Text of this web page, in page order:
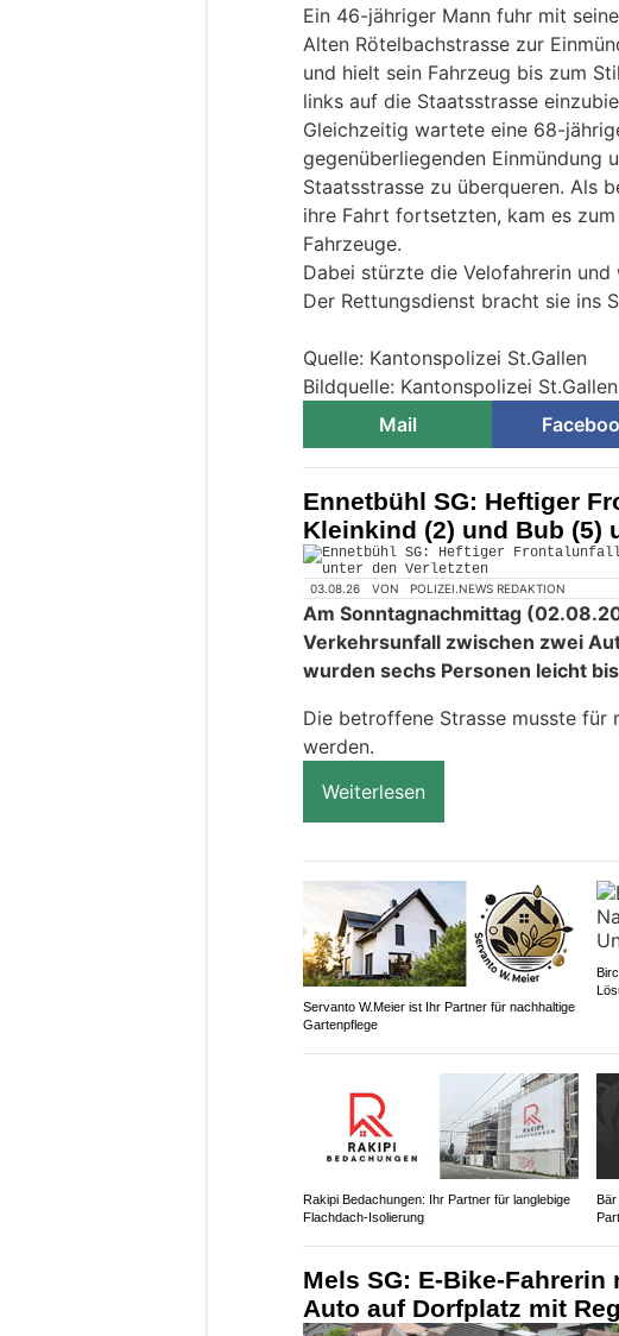
Ein 46-jähriger Mann fuhr mit
Alten Rötelbachstrasse zur
und hielt sein Fahrzeug bis zum
links auf die Staatsstrasse
Gleichzeitig wartete eine 68-
gegenüberliegenden Einmündung
Staatsstrasse zu überqueren. Als
ihre Fahrt fortsetzten, kam es
Fahrzeuge.
Dabei stürzte die Velofahrerin
Der Rettungsdienst bracht sie ins
Quelle: Kantonspolizei St.Gallen
Bildquelle: Kantonspolizei St.Gallen
Mail
Ennetbühl SG: Heftiger
Kleinkind (2) und Bub (5)
03.08.26 VON POLIZEI.NEWS REDAKTION
Am Sonntagnachmittag
Verkehrsunfall zwischen zwei
wurden sechs Personen leicht
Die betroffene Strasse musste für
werden.
Weiterlesen
Servanto W.Meier ist Ihr Partner für nachhaltige
Gartenpflege
Rakipi Bedachungen: Ihr Partner für langlebige
Flachdach-Isolierung
Bär
Mels SG: E-Bike-
Auto auf Dorfplatz mit